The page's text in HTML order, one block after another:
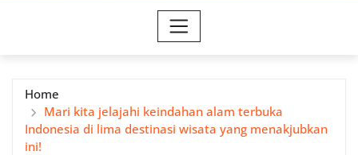
Home
Mari kita jelajahi keindahan alam terbuka
Indonesia di lima destinasi wisata yang menakjubkan
ini!